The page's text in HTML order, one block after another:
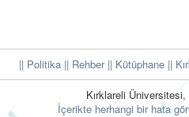
|| Politika || Rehber|| Kütüphane ||
Kırklareli
İçerikte herhangi bir hata